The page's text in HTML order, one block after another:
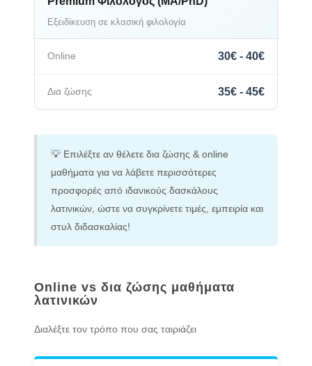
Εξειδίκευση σε κλασική φιλολογία
30€ - 40€
35€ - 45€
💡 Επιλέξτε αν θέλετε δια ζώσης & online
μαθήματα για να λάβετε περισσότερες
προσφορές από ιδανικούς δασκάλους
λατινικών, ώστε να συγκρίνετε τιμές, εμπειρία και
στυλ διδασκαλίας!
Online vs δια ζώσης μαθήματα
λατινικών
Διαλέξτε τον τρόπο που σας ταιριάζει